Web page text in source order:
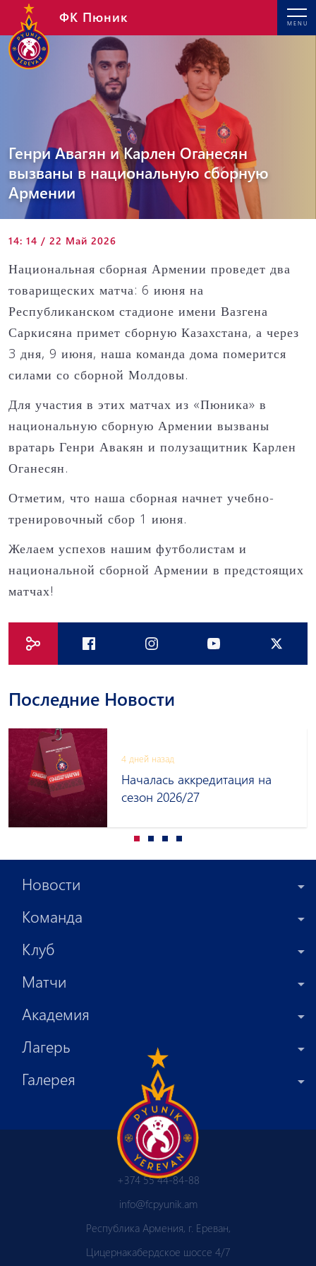
MENU
ФК Пюник
Генри Авагян и Карлен Оганесян
вызваны в национальную сборную
Армении
14: 14 / 22 Май 2026
Национальная сборная Армении проведет два
товарищеских матча: 6 июня на
Республиканском стадионе имени Вазгена
Саркисяна примет сборную Казахстана, а через
3 дня, 9 июня, наша команда дома померится
силами со сборной Молдовы.
Для участия в этих матчах из «Пюника» в
национальную сборную Армении вызваны
вратарь Генри Авакян и полузащитник Карлен
Оганесян.
Отметим, что наша сборная начнет учебно-
тренировочный сбор 1 июня.
Желаем успехов нашим футболистам и
национальной сборной Армении в предстоящих
матчах!
Последние Новости
4 дней назад
Началась аккредитация на
сезон 2026/27
Новости
Команда
Клуб
Матчи
Академия
Лагерь
Галерея
+374 55 44-84-88
info@fcpyunik.am
Республика Армения, г. Ереван,
Цицернакабердское шоссе 4/7